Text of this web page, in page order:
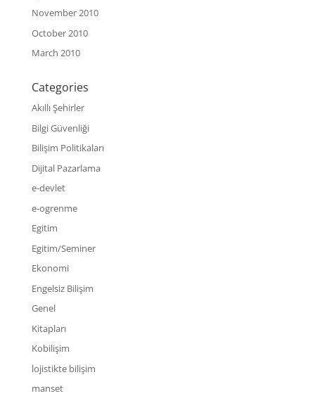
November 2010
October 2010
March 2010
Categories
Akıllı Şehirler
Bilgi Güvenliği
Bilişim Politikaları
Dijital Pazarlama
e-devlet
e-ogrenme
Egitim
Egitim/Seminer
Ekonomi
Engelsiz Bilişim
Genel
Kitapları
Kobilişim
lojistikte bilişim
manset